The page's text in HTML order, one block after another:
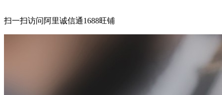
扫一扫访问阿里诚信通1688旺铺